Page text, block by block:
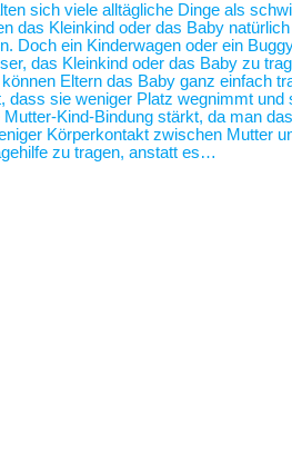
sich viele alltägliche Dinge als
das Kleinkind oder das Baby
Doch ein Kinderwagen oder ein
das Kleinkind oder das Baby zu
Eltern das Baby ganz einfach
dass sie weniger Platz wegnimmt
Kind-Bindung stärkt, da man
Körperkontakt zwischen Mutter
zu tragen, anstatt es…